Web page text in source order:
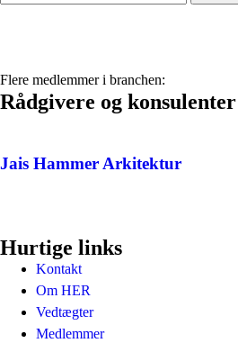
Flere medlemmer i branchen:
Rådgivere og konsulenter
Jais Hammer Arkitektur
Hurtige links
Kontakt
Om HER
Vedtægter
Medlemmer